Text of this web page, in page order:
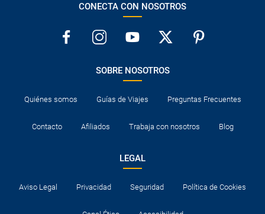
CONECTA CON NOSOTROS
SOBRE NOSOTROS
Quiénes somos Guías de Viajes Preguntas Frecuentes
Contacto Afiliados Trabaja con nosotros Blog
LEGAL
Aviso Legal Privacidad Seguridad Política de Cookies